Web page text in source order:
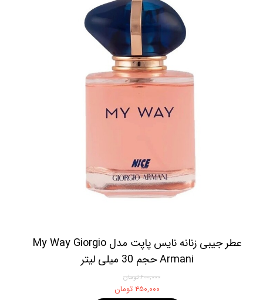
عطر جیبی زنانه نایس پاپت مدل My Way Giorgio
Armani حجم 30 میلی لیتر
۶۰۰,۰۰۰ تومان
۴۵۰,۰۰۰ تومان